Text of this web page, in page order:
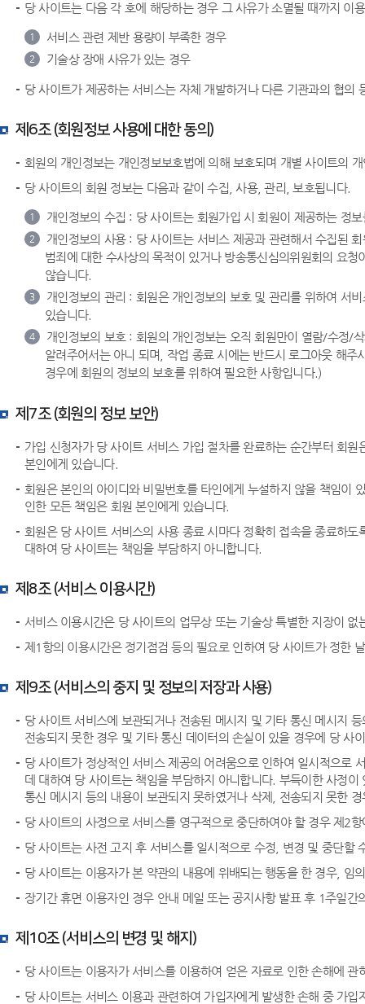
당 사이트는 다음 각 호에 해당하는 경우 그 사유가 소멸될 때까지 이
1 서비스 관련 제반 용량이 부족한 경우
2 기술상 장애 사유가 있는 경우
당 사이트가 제공하는 서비스는 자체 개발하거나 다른 기관과의 협
제6조 (회원정보 사용에 대한 동의)
회원의 개인정보는 개인정보보호법에 의해 보호되며 개별 사이트의
당 사이트의 회원 정보는 다음과 같이 수집, 사용, 관리, 보호됩니다.
1 개인정보의 수집 : 당 사이트는 회원가입 시 회원이 제공하는 정
2
개인정보의 사용 : 당 사이트는 서비스 제공과 관련해서 수집된
범죄에 대한 수사상의 목적이 있거나 방송통신심의위원회의 요
않습니다.
3
개인정보의 관리 : 회원은 개인정보의 보호 및 관리를 위하여 서
있습니다.
4
개인정보의 보호 : 회원의 개인정보는 오직 회원만이 열람/수정/
알려주어서는 아니 되며, 작업 종료 시에는 반드시 로그아웃 해
경우에 회원의 정보의 보호를 위하여 필요한 사항입니다.)
제7조 (회원의 정보 보안)
가입 신청자가 당 사이트 서비스 가입 절차를 완료하는 순간부터 회
본인에게 있습니다.
회원은 본인의 아이디와 비밀번호를 타인에게 누설하지 않을 책임이
인한 모든 책임은 회원 본인에게 있습니다.
회원은 당 사이트 서비스의 사용 종료 시마다 정확히 접속을 종료하
대하여 당 사이트는 책임을 부담하지 아니합니다.
제8조 (서비스 이용시간)
서비스 이용시간은 당 사이트의 업무상 또는 기술상 특별한 지장이
제1항의 이용시간은 정기점검 등의 필요로 인하여 당 사이트가 정한
제9조 (서비스의 중지 및 정보의 저장과 사용)
당 사이트 서비스에 보관되거나 전송된 메시지 및 기타 통신 메시지
전송되지 못한 경우 및 기타 통신 데이터의 손실이 있을 경우에 당 사
당 사이트가 정상적인 서비스 제공의 어려움으로 인하여 일시적으로
데 대하여 당 사이트는 책임을 부담하지 아니합니다. 부득이한 사정
통신 메시지 등의 내용이 보관되지 못하였거나 삭제, 전송되지 못한
당 사이트의 사정으로 서비스를 영구적으로 중단하여야 할 경우 제2
당 사이트는 사전 고지 후 서비스를 일시적으로 수정, 변경 및 중단
당 사이트는 이용자가 본 약관의 내용에 위배되는 행동을 한 경우,
장기간 휴면 이용자인 경우 안내 메일 또는 공지사항 발표 후 1주일
제10조 (서비스의 변경 및 해지)
당 사이트는 이용자가 서비스를 이용하여 얻은 자료로 인한 손해에
당 사이트는 서비스 이용과 관련하여 가입자에게 발생한 손해 중 가